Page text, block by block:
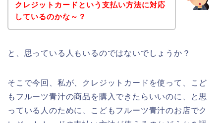
クレジットカードという支払い方法に対応
しているのかな～？
と、思っている人もいるのではないでしょうか？
そこで今回、私が、クレジットカードを使って、こど
もフルーツ青汁の商品を購入できたらいいのに、と思
っている人のために、こどもフルーツ青汁のお店でク